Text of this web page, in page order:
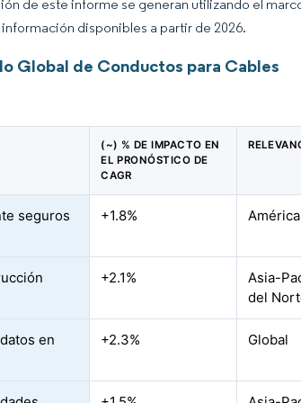
de este informe se generan utilizando el
disponibles a partir de 2026.
Global de Conductos para Cables
(~) % DE IMPACTO EN
EL PRONÓSTICO DE
CAGR
seguros
+1.8%
+2.1%
Asia-
del
en
+2.3% Global